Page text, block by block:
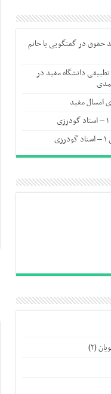
حقوق در گفتگویی با خانم
دانشگاه مفید در
امسال مفید
(۲)